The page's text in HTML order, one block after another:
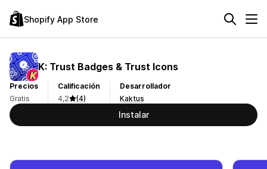
Shopify App Store
K: Trust Badges & Trust Icons
Precios
Gratis
Calificación
4,2
(4)
Desarrollador
Kaktus
Instalar